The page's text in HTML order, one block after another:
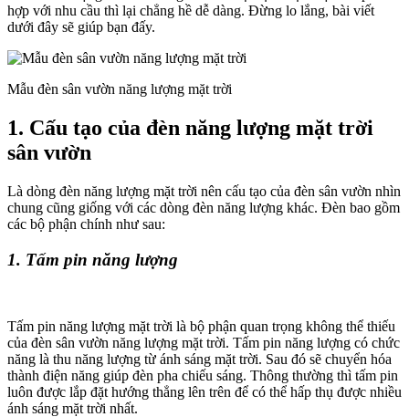
hợp với nhu cầu thì lại chẳng hề dễ dàng. Đừng lo lắng, bài viết
dưới đây sẽ giúp bạn đấy.
Mẫu đèn sân vườn năng lượng mặt trời
1. Cấu tạo của đèn năng lượng mặt trời
sân vườn
Là dòng đèn năng lượng mặt trời nên cấu tạo của đèn sân vườn nhìn
chung cũng giống với các dòng đèn năng lượng khác. Đèn bao gồm
các bộ phận chính như sau:
1. Tấm pin năng lượng
Tấm pin năng lượng mặt trời là bộ phận quan trọng không thể thiếu
của đèn sân vườn năng lượng mặt trời. Tấm pin năng lượng có chức
năng là thu năng lượng từ ánh sáng mặt trời. Sau đó sẽ chuyển hóa
thành điện năng giúp đèn pha chiếu sáng. Thông thường thì tấm pin
luôn được lắp đặt hướng thẳng lên trên để có thể hấp thụ được nhiều
ánh sáng mặt trời nhất.